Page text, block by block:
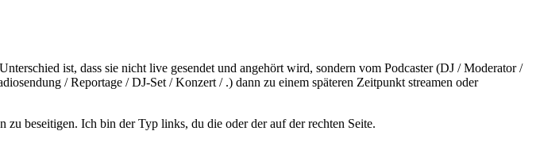
ist, dass sie nicht live gesendet und angehört wird, sondern vom Podcaster (DJ / Moderator /
/ Reportage / DJ-Set / Konzert / .) dann zu einem späteren Zeitpunkt streamen oder
zu beseitigen. Ich bin der Typ links, du die oder der auf der rechten Seite.